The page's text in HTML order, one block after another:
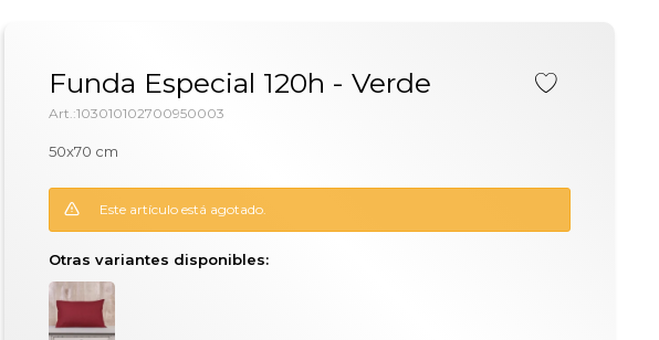
Funda Especial 120h - Verde
103010102700950003
50x70 cm
Este artículo está agotado.
Otras variantes disponibles: